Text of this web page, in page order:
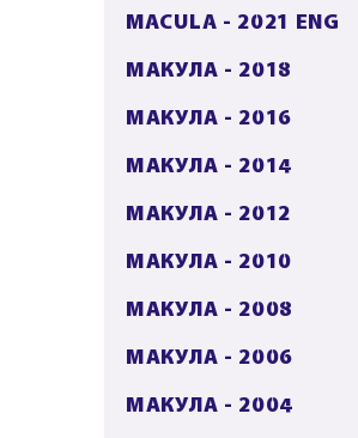
MACULA - 2021 ENG
МАКУЛА - 2018
МАКУЛА - 2016
МАКУЛА - 2014
МАКУЛА - 2012
МАКУЛА - 2010
МАКУЛА - 2008
МАКУЛА - 2006
МАКУЛА - 2004